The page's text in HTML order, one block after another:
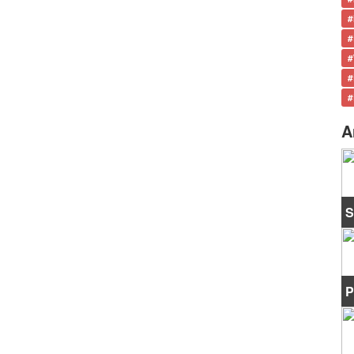
#
#
#
#
#